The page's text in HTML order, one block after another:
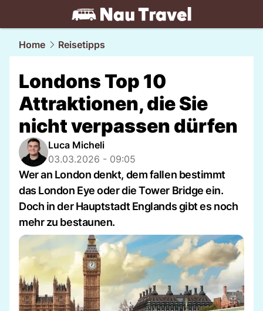
travel.NAU.ch
Home Reisetipps
Londons Top 10
Attraktionen, die Sie
nicht verpassen dürfen
Luca Micheli
03.03.2026 - 09:05
Wer an London denkt, dem fallen bestimmt
das London Eye oder die Tower Bridge ein.
Doch in der Hauptstadt Englands gibt es noch
mehr zu bestaunen.